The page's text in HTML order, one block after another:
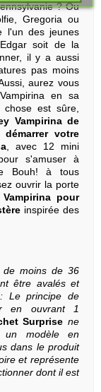
? Ou
Gregoria ou
l'un des jeunes
soit de la
il y a aussi
pas moins
aurez vous
en sa
chose est sûre,
Vampirina de
démarrer votre
, avec 12 mini
s'amuser à
Bouh! à tous
ouvrir la porte
pour
inspirée des
de moins de 36
être avalés et
Le principe de
en ouvrant 1
Surprise ne
un modèle en
dans le produit
et représente
dont il est